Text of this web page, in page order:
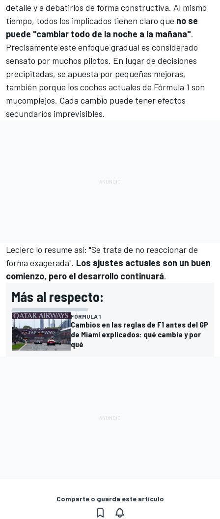
detalle y a debatirlos de forma constructiva. Al mismo
tiempo, todos los implicados tienen claro que no se
puede "cambiar todo de la noche a la mañana".
Precisamente este enfoque gradual es considerado
sensato por muchos pilotos. En lugar de decisiones
precipitadas, se apuesta por pequeñas mejoras,
también porque los coches actuales de Fórmula 1 son
mucomplejos. Cada cambio puede tener efectos
secundarios imprevisibles.
Leclerc lo resume así: "Se trata de no reaccionar de
forma exagerada". Los ajustes actuales son un buen
comienzo, pero el desarrollo continuará.
Más al respecto:
FÓRMULA 1
Cambios en las reglas de F1 antes del GP
de Miami explicados: qué cambia y por
qué
Comparte o guarda este artículo